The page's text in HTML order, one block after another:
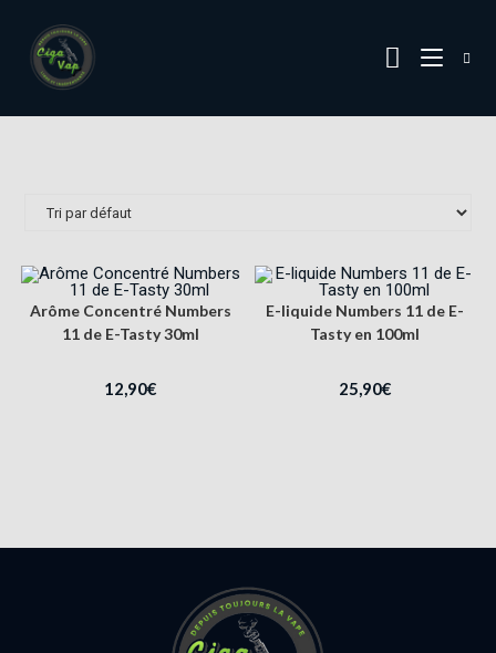
Arôme Concentré Numbers
11 de E-Tasty 30ml
12,90€
E-liquide Numbers 11 de E-
Tasty en 100ml
25,90€